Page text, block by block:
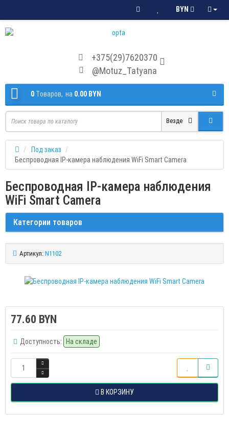
BYN
+375(29)7620370
@Motuz_Tatyana
0 Tоваров, на 0.00 BYN
Везде
Под заказ
Беспроводная IP-камера наблюдения WiFi Smart Camera
Беспроводная IP-камера наблюдения
WiFi Smart Camera
Категории товаров
Артикул: N1102
77.60 BYN
Доступность: На складе
В КОРЗИНУ